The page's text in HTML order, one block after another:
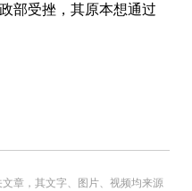
受挫，其原本想通过
章，其文字、图片、视频均来源